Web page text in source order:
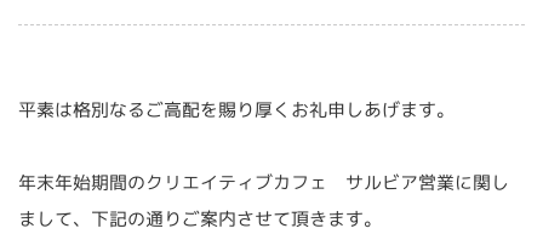
平素は格別なるご高配を賜り厚くお礼申しあげます。
年末年始期間のクリエイティブカフェ サルビア営業に関し
まして、下記の通りご案内させて頂きます。